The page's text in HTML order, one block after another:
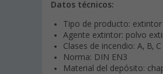
Datos técnicos:
Tipo de producto:
Agente extintor: polvo
Clases de incendio: A, B, C
Norma: DIN EN3
Material del depósito: